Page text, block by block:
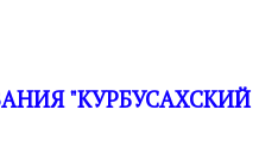
"КУРБУСАХСКИЙ